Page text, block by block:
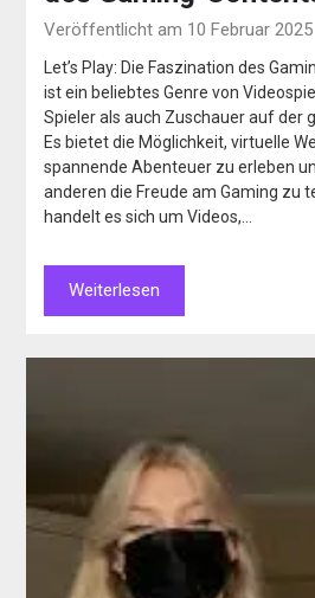
Veröffentlicht am 10 Februar 2025
Let’s Play: Die Faszination des
ist ein beliebtes Genre von
Spieler als auch Zuschauer auf der
Es bietet die Möglichkeit, virtuelle
spannende Abenteuer zu erleben
anderen die Freude am Gaming zu
handelt es sich um Videos,…
Weiterlesen